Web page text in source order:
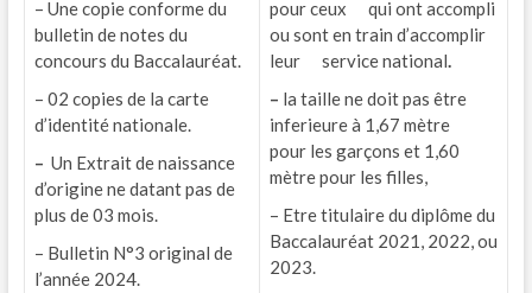
– Une copie conforme du
bulletin de notes du
concours du Baccalauréat.
– 02 copies de la carte
d’identité nationale.
– Un Extrait de naissance
d’origine ne datant pas de
plus de 03 mois.
– Bulletin N°3 original de
l’année 2024.
pour ceux qui ont accompli
ou sont en train d’accomplir
leur service national.
– la taille ne doit pas être
inferieure à 1,67 mètre
pour les garçons et 1,60
mètre pour les filles,
– Etre titulaire du diplôme du
Baccalauréat 2021, 2022, ou
2023.